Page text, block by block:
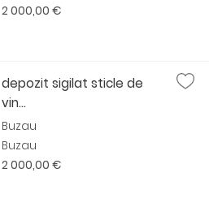
2 000,00 €
depozit sigilat sticle de
vin...
Buzau
Buzau
2 000,00 €